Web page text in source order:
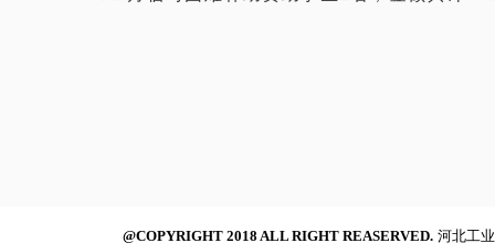
@COPYRIGHT 2018 ALL RIGHT REASERVED. 河北工